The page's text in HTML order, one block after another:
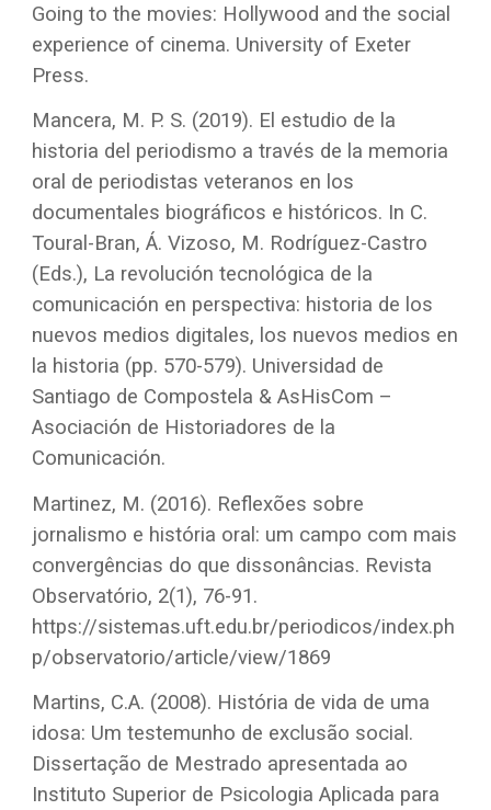
Going to the movies: Hollywood and the social
experience of cinema. University of Exeter
Press.
Mancera, M. P. S. (2019). El estudio de la
historia del periodismo a través de la memoria
oral de periodistas veteranos en los
documentales biográficos e históricos. In C.
Toural-Bran, Á. Vizoso, M. Rodríguez-Castro
(Eds.), La revolución tecnológica de la
comunicación en perspectiva: historia de los
nuevos medios digitales, los nuevos medios en
la historia (pp. 570-579). Universidad de
Santiago de Compostela & AsHisCom –
Asociación de Historiadores de la
Comunicación.
Martinez, M. (2016). Reflexões sobre
jornalismo e história oral: um campo com mais
convergências do que dissonâncias. Revista
Observatório, 2(1), 76-91.
https://sistemas.uft.edu.br/periodicos/index.ph
p/observatorio/article/view/1869
Martins, C.A. (2008). História de vida de uma
idosa: Um testemunho de exclusão social.
Dissertação de Mestrado apresentada ao
Instituto Superior de Psicologia Aplicada para